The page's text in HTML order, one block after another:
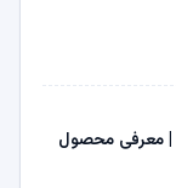
| معرفی محصول